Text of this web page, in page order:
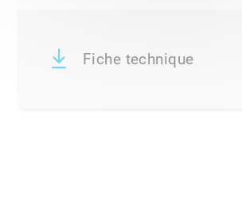
Fiche technique